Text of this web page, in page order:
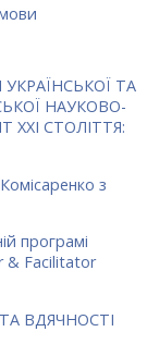
ТА
НАУКОВО-
СТОЛІТТЯ:
з
програмі
& Facilitator
ВДЯЧНОСТІ